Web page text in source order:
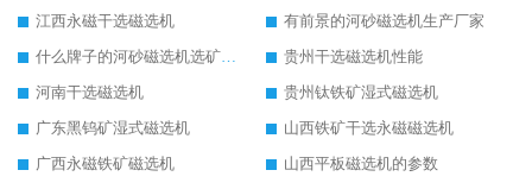
江西永磁干选磁选机
有前景的河砂磁选机生产厂家
什么牌子的河砂磁选机选矿效果好
贵州干选磁选机性能
河南干选磁选机
贵州钛铁矿湿式磁选机
广东黑钨矿湿式磁选机
山西铁矿干选永磁磁选机
广西永磁铁矿磁选机
山西平板磁选机的参数